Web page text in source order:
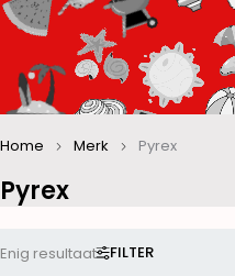
Pyrex
Home Merk Pyrex
FILTER
Enig resultaat